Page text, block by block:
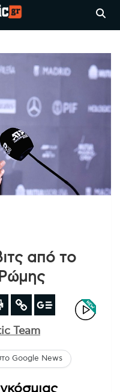
τη
Ελλάδα και
από το
Team
Google News